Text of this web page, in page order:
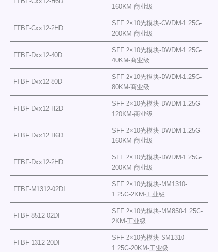
160KM-商业级
FTBF-Cxx12-2HD
SFF 2×10光模块-CWDM-1.25G-
200KM-商业级
FTBF-Dxx12-40D
SFF 2×10光模块-DWDM-1.25G-
40KM-商业级
FTBF-Dxx12-80D
SFF 2×10光模块-DWDM-1.25G-
80KM-商业级
FTBF-Dxx12-H2D
SFF 2×10光模块-DWDM-1.25G-
120KM-商业级
FTBF-Dxx12-H6D
SFF 2×10光模块-DWDM-1.25G-
160KM-商业级
FTBF-Dxx12-2HD
SFF 2×10光模块-DWDM-1.25G-
200KM-商业级
FTBF-M1312-02DI
SFF 2×10光模块-MM1310-
1.25G-2KM-工业级
FTBF-8512-02DI
SFF 2×10光模块-MM850-1.25G-
2KM-工业级
FTBF-1312-20DI
SFF 2×10光模块-SM1310-
1.25G-20KM-工业级